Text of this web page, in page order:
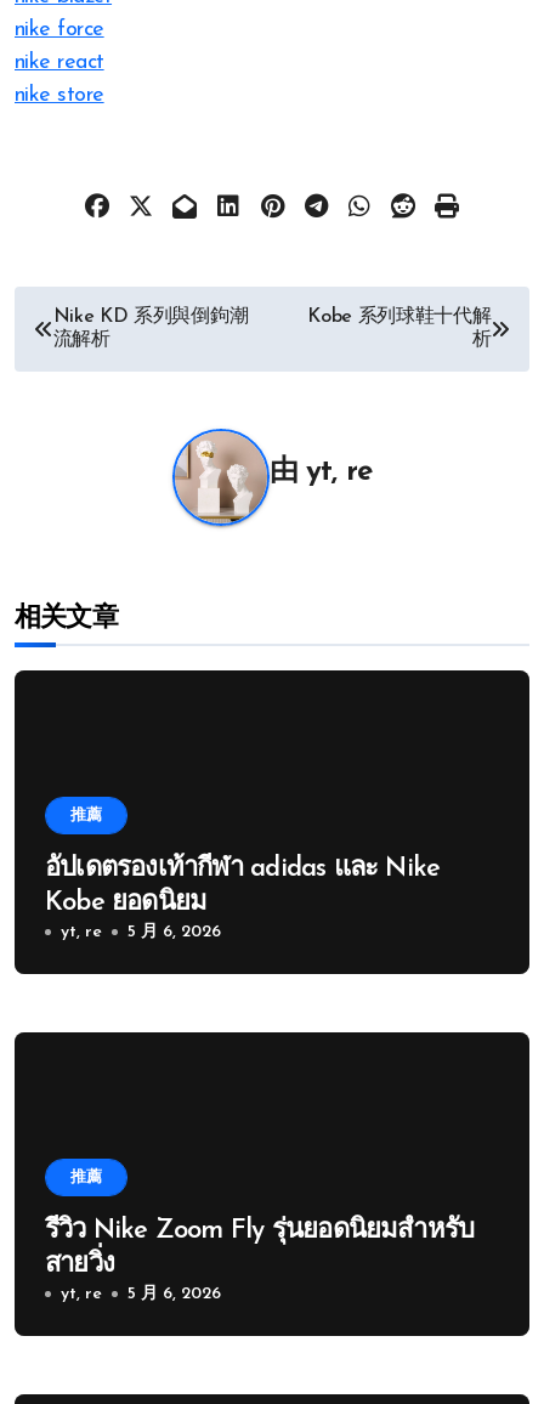
nike force
nike react
nike store
文
章
Nike KD 系列與倒鉤潮
流解析
Kobe 系列球鞋十代解
析
由yt, re
相关文章
推薦
อัปเดตรองเท้ากีฬา adidas และ Nike
Kobe ยอดนิยม
yt, re 5 月 6, 2026
推薦
รีวิว Nike Zoom Fly รุ่นยอดนิยมสำหรับ
สายวิ่ง
yt, re 5 月 6, 2026